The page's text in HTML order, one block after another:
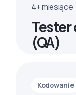
4+ miesiące
Tester
(QA)
Kodowanie